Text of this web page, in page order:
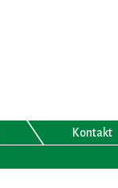
Kontakt